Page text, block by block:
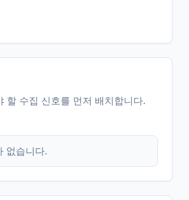
할 수집 신호를 먼저 배치합니다.
없습니다.